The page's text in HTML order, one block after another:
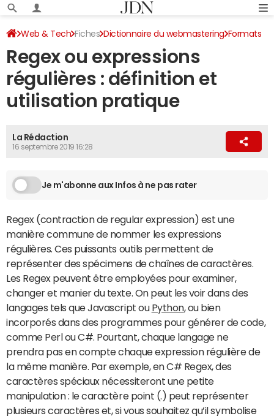
Web & Tech Fiches Dictionnaire du webmastering Formats
Regex ou expressions
régulières : définition et
utilisation pratique
La Rédaction
16 septembre 2019 16:28
Je m'abonne aux Infos à ne pas rater
Regex (contraction de regular expression) est une
manière commune de nommer les expressions
régulières. Ces puissants outils permettent de
représenter des spécimens de chaînes de caractères.
Les Regex peuvent être employées pour examiner,
changer et manier du texte. On peut les voir dans des
langages tels que Javascript ou Python, ou bien
incorporés dans des programmes pour générer de code,
comme Perl ou C#. Pourtant, chaque langage ne
prendra pas en compte chaque expression régulière de
la même manière. Par exemple, en C# Regex, des
caractères spéciaux nécessiteront une petite
manipulation : le caractère point (.) peut représenter
plusieurs caractères et, si vous souhaitez qu’il symbolise